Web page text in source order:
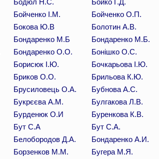
Бодюл Н.С.
Бойко Г.Д.
Бойченко І.М.
Бойченко О.П.
Бокова Ю.В
Болотин А.В.
Бондаренко М.Б
Бондаренко М.Б.
Бондаренко О.О.
Бонішко О.С.
Борисюк І.Ю.
Бочкарьова I.Ю.
Бриков О.О.
Брильова К.Ю.
Брусиловець О.А.
Бубнова А.С.
Букрєєва А.М.
Булгакова Л.В.
Бурденюк О.И
Буренкова К.В.
Бут С.А
Бут С.А.
Белобородов Д.А.
Бондаренко А.И.
Борзенков М.М.
Бугера М.Я.